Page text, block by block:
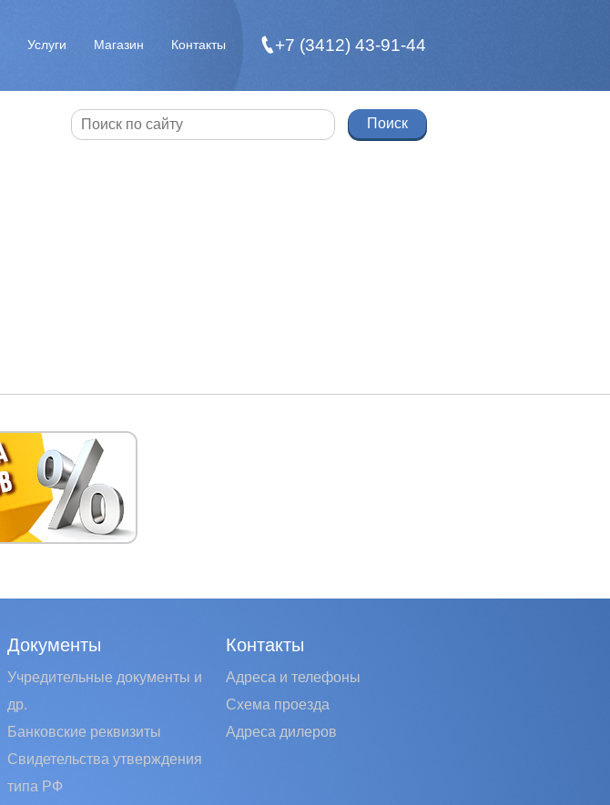
Услуги Магазин Контакты +7 (3412) 43-91-44
Документы
Учредительные документы и
др.
Банковские реквизиты
Свидетельства утверждения
типа РФ
Контакты
Адреса и телефоны
Схема проезда
Адреса дилеров